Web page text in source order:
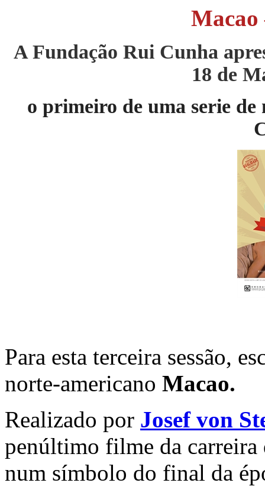
Macao
A Fundação Rui Cunha
18 de
o primeiro de uma serie
Para esta terceira sessão,
norte-americano Macao.
Realizado por Josef von
penúltimo filme da carreira
num símbolo do final da